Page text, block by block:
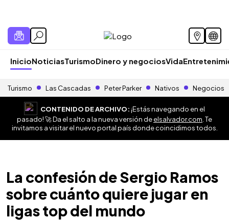
InicioNoticiasTurismoDinero y negociosVida
Turismo Las Cascadas Peter Parker Nativos Negocios
CONTENIDO DE ARCHIVO:¡Estás navegando en el
pasado! 🚀 Da el salto a la nueva versión deelsalvador.com . Te
invitamos a visitar el nuevo portal país donde coincidimos todos.
La confesión de Sergio Ramos
sobre cuánto quiere jugar en
ligas top del mundo